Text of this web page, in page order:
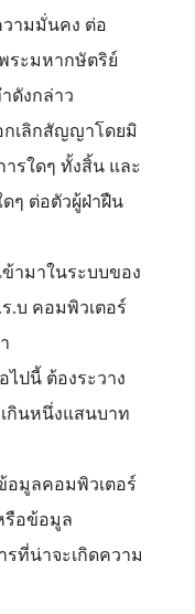
วามมั่นคง ต่อ
ระมหากษัตริย์
ดังกล่าว
กเลิกสัญญาโดยมิ
รใดๆ ทั้งสิ้น และ
ๆ ต่อตัวผู้ฝ่าฝืน
ข้ามาในระบบของ
.บ คอมพิวเตอร์
ไปนี้ ต้องระวาง
กินหนึ่งแสนบาท
อมูลคอมพิวเตอร์
รือข้อมูล
รที่น่าจะเกิดความ